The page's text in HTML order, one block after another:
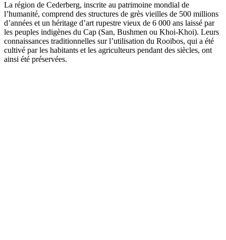
La région de Cederberg, inscrite au patrimoine mondial de
l’humanité, comprend des structures de grès vieilles de 500 millions
d’années et un héritage d’art rupestre vieux de 6 000 ans laissé par
les peuples indigènes du Cap (San, Bushmen ou Khoi-Khoi). Leurs
connaissances traditionnelles sur l’utilisation du Rooïbos, qui a été
cultivé par les habitants et les agriculteurs pendant des siècles, ont
ainsi été préservées.